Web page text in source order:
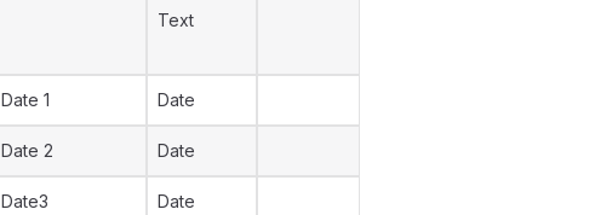
Text
Date 1 Date
Date 2 Date
Date3 Date